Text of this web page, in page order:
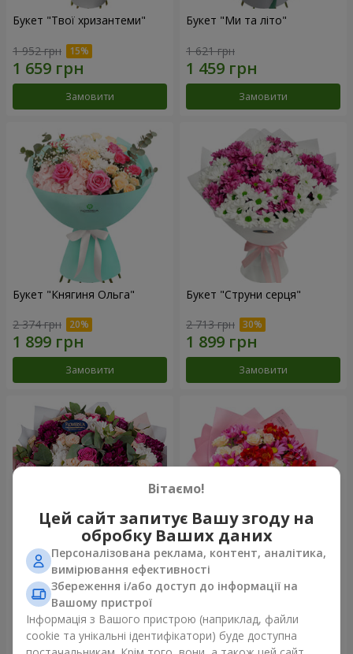
Букет "Твої хризантеми"
1 952 грн
Замовити
Букет "Ми та літо"
1 621 грн
Замовити
Букет "Княгиня Ольга"
2 374 грн
Замовити
Букет "Струни серця"
2 713 грн
Замовити
Букет "Все для тебе ...!"
5 949 грн
Замовити
Букет "Ніжне кохання"
Замовити
Вітаємо!
Цей сайт запитує Вашу згоду на
обробку Ваших даних
Персоналізована реклама, контент, аналітика,
вимірювання ефективності
Збереження і/або доступ до інформації на
Вашому пристрої
Інформація з Вашого пристрою (наприклад, файли
cookie та унікальні ідентифікатори) буде доступна